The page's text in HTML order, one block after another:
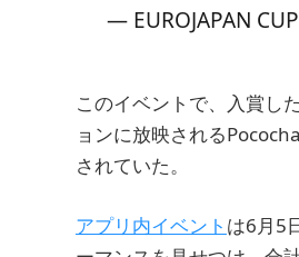
— EUROJAPAN
このイベントで、入賞し
ョンに放映される
されていた。
アプリ内イベント は6月5